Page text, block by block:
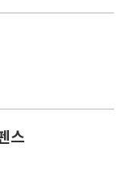
스